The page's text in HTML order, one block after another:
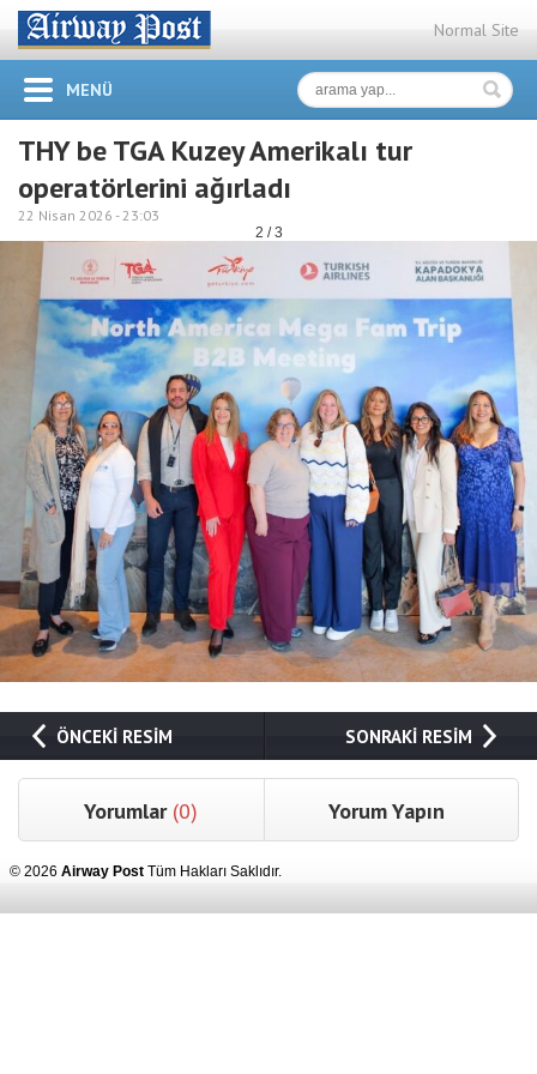
Normal Site
MENÜ
THY be TGA Kuzey Amerikalı tur
operatörlerini ağırladı
22 Nisan 2026 -23:03
2 / 3
ÖNCEKİ RESİM SONRAKİ RESİM
Yorumlar (0) Yorum Yapın
© 2026 Airway Post Tüm Hakları Saklıdır.